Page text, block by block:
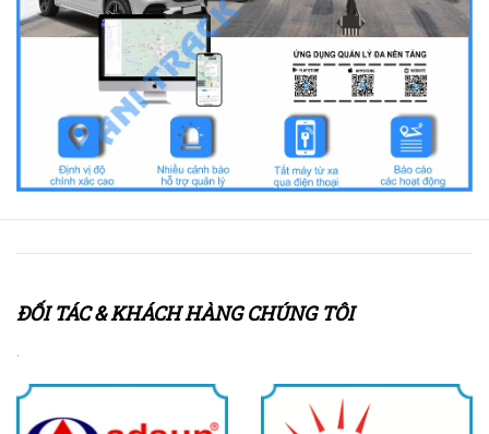
ĐỐI TÁC & KHÁCH HÀNG CHÚNG TÔI
.